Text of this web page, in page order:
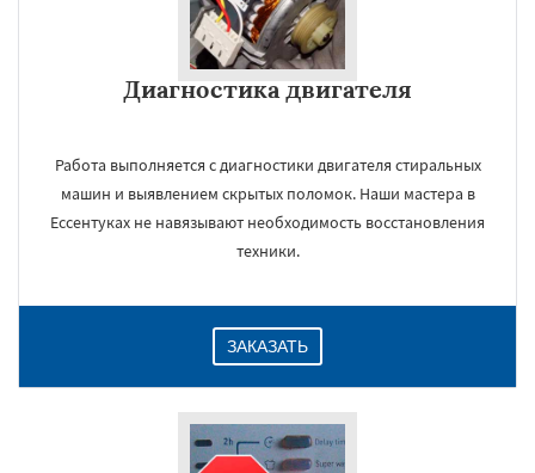
Диагностика двигателя
Работа выполняется с диагностики двигателя стиральных
машин и выявлением скрытых поломок. Наши мастера в
Ессентуках не навязывают необходимость восстановления
техники.
ЗАКАЗАТЬ